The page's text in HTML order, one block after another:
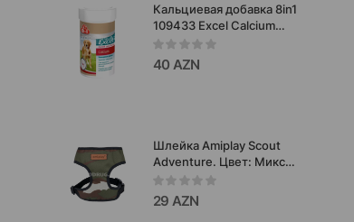
Кальциевая добавка 8in1
109433 Excel Calcium
для здоровья зубов и
костей для собак 470
таб.
40 AZN
Шлейка Amiplay Scout
Adventure. Цвет: Микс.
Размер: S 28х33-48 см.
29 AZN